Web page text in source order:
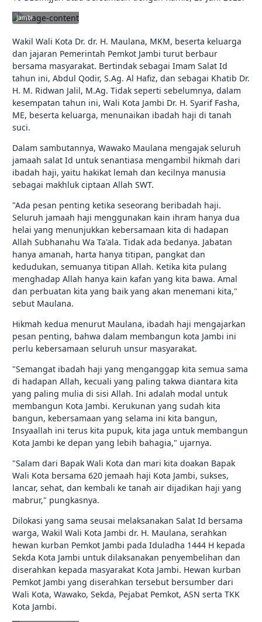
Jambi
Wakil Wali Kota Dr. dr. H. Maulana, MKM, beserta keluarga
dan jajaran Pemerintah Pemkot Jambi turut berbaur
bersama masyarakat. Bertindak sebagai Imam Salat Id
tahun ini, Abdul Qodir, S.Ag. Al Hafiz, dan sebagai Khatib Dr.
H. M. Ridwan Jalil, M.Ag. Tidak seperti sebelumnya, dalam
kesempatan tahun ini, Wali Kota Jambi Dr. H. Syarif Fasha,
ME, beserta keluarga, menunaikan ibadah haji di tanah
suci.
Dalam sambutannya, Wawako Maulana mengajak seluruh
jamaah salat Id untuk senantiasa mengambil hikmah dari
ibadah haji, yaitu hakikat lemah dan kecilnya manusia
sebagai makhluk ciptaan Allah SWT.
"Ada pesan penting ketika seseorang beribadah haji.
Seluruh jamaah haji menggunakan kain ihram hanya dua
helai yang menunjukkan kebersamaan kita di hadapan
Allah Subhanahu Wa Ta'ala. Tidak ada bedanya. Jabatan
hanya amanah, harta hanya titipan, pangkat dan
kedudukan, semuanya titipan Allah. Ketika kita pulang
menghadap Allah hanya kain kafan yang kita bawa. Amal
dan perbuatan kita yang baik yang akan menemani kita,"
sebut Maulana.
Hikmah kedua menurut Maulana, ibadah haji mengajarkan
pesan penting, bahwa dalam membangun kota Jambi ini
perlu kebersamaan seluruh unsur masyarakat.
"Semangat ibadah haji yang menganggap kita semua sama
di hadapan Allah, kecuali yang paling takwa diantara kita
yang paling mulia di sisi Allah. Ini adalah modal untuk
membangun Kota Jambi. Kerukunan yang sudah kita
bangun, kebersamaan yang selama ini kita bangun,
Insyaallah ini terus kita pupuk, kita jaga untuk membangun
Kota Jambi ke depan yang lebih bahagia," ujarnya.
"Salam dari Bapak Wali Kota dan mari kita doakan Bapak
Wali Kota bersama 620 jemaah haji Kota Jambi, sukses,
lancar, sehat, dan kembali ke tanah air dijadikan haji yang
mabrur," pungkasnya.
Dilokasi yang sama seusai melaksanakan Salat Id bersama
warga, Wakil Wali Kota Jambi dr. H. Maulana, serahkan
hewan kurban Pemkot Jambi pada Iduladha 1444 H kepada
Sekda Kota Jambi untuk dilaksanakan penyembelihan dan
diserahkan kepada masyarakat Kota Jambi. Hewan kurban
Pemkot Jambi yang diserahkan tersebut bersumber dari
Wali Kota, Wawako, Sekda, Pejabat Pemkot, ASN serta TKK
Kota Jambi.
jambikota.go.id |